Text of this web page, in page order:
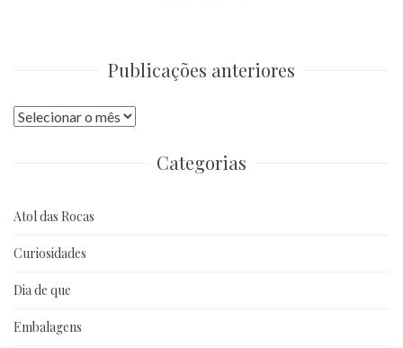
Publicações anteriores
Publicações
Categorias
Atol das Rocas
Curiosidades
Dia de que
Embalagens